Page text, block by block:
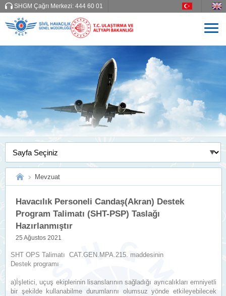
SHGM Çağrı Merkezi: 444 60 01
Mevzuat
Havacılık Personeli Candaş(Akran) Destek
Program Talimatı (SHT-PSP) Taslağı
Hazırlanmıştır
25 Ağustos 2021
SHT OPS Talimatı CAT.GEN.MPA.215. maddesinin
Destek programı
a)İşletici, uçuş ekiplerinin lisanslarının sağladığı ayrıcalıkları emniyetli
bir şekilde kullanabilme durumlarını olumsuz yönde etkileyebilecek